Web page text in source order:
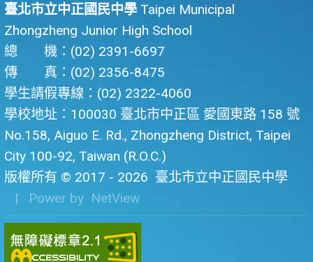
臺北市立中正國民中學 Taipei Municipal
Zhongzheng Junior High School
總 機：(02) 2391-6697
傳 真：(02) 2356-8475
學生請假專線：(02) 2322-4060
學校地址：100030 臺北市中正區 愛國東路 158 號
No.158, Aiguo E. Rd., Zhongzheng District, Taipei
City 100-92, Taiwan (R.O.C.)
版權所有 © 2017 - 2026 臺北市立中正國民中學
| Power by NetView